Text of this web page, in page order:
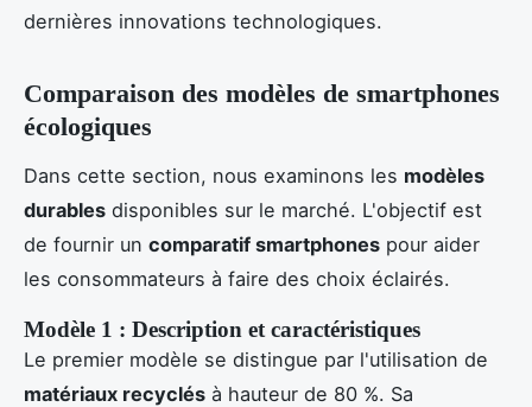
dernières innovations technologiques.
Comparaison des modèles de smartphones
écologiques
Dans cette section, nous examinons les modèles
durables disponibles sur le marché. L'objectif est
de fournir un comparatif smartphones pour aider
les consommateurs à faire des choix éclairés.
Modèle 1 : Description et caractéristiques
Le premier modèle se distingue par l'utilisation de
matériaux recyclés à hauteur de 80 %. Sa